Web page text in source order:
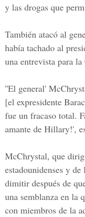
y las drogas que
También atacó al
había tachado al
una entrevista para
''El general'
[el expresidente
fue un fracaso total.
amante de Hillary!',
McChrystal, que
estadounidenses y
dimitir después de
una semblanza en la
con miembros de la